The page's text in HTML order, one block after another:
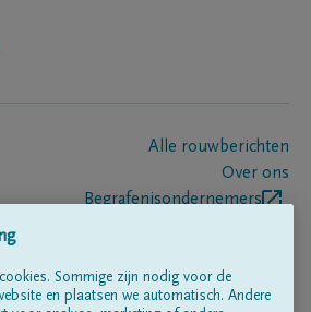
Alle rouwberichten
Over ons
Begrafenisondernemers
Sommige zijn nodig voor de
en plaatsen we automatisch. Andere